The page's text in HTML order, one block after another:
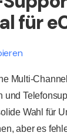
für
Multi-
und
Wahl für
aber es